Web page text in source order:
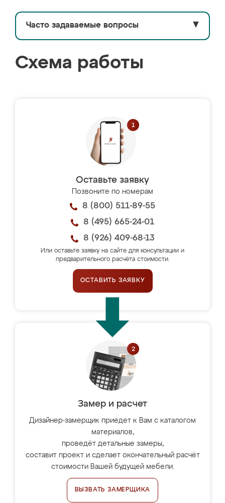
Часто задаваемые вопросы ▼
Схема работы
Оставьте заявку
Позвоните по номерам
8 (800) 511-89-55
8 (495) 665-24-01
8 (926) 409-68-13
Или оставьте заявку на сайте для консультации и
предварительного расчёта стоимости.
ОСТАВИТЬ ЗАЯВКУ
Замер и расчет
Дизайнер-замерщик приедет к Вам с каталогом
материалов,
проведёт детальные замеры,
составит проект и сделает окончательный расчёт
стоимости Вашей будущей мебели.
ВЫЗВАТЬ ЗАМЕРЩИКА